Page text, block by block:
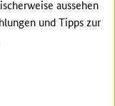
aussehen
und Tipps zur